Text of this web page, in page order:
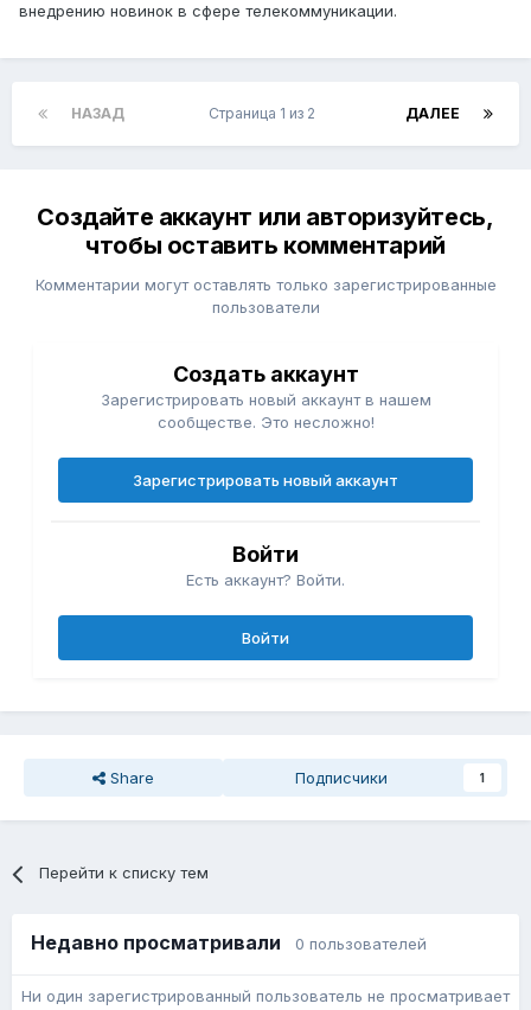
внедрению новинок в сфере телекоммуникации.
НАЗАД ДАЛЕЕ
Страница 1 из 2
Создайте аккаунт или авторизуйтесь,
чтобы оставить комментарий
Комментарии могут оставлять только зарегистрированные
пользователи
Создать аккаунт
Зарегистрировать новый аккаунт в нашем
сообществе. Это несложно!
Зарегистрировать новый аккаунт
Войти
Есть аккаунт? Войти.
Войти
Share Подписчики 1
Перейти к списку тем
Недавно просматривали 0 пользователей
Ни один зарегистрированный пользователь не просматривает